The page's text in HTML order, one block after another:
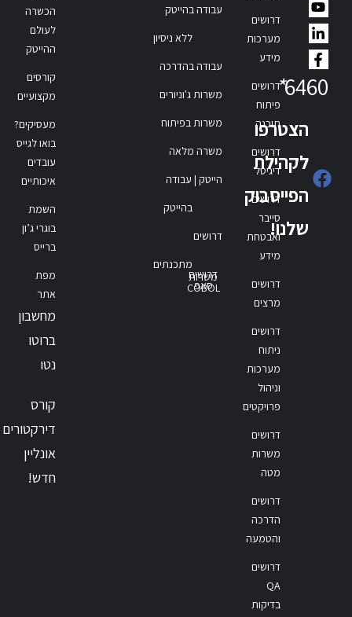
6460
*
הצטרפו
לקהילת
הפייסבוק
שלנו!
דרושים
מערכות
מידע
דרושים
פיתוח
תוכנה
דרושים
דיגיטל
דרושים
סייבר
ואבטחת
מידע
דרושים
מרצים
דרושים
ניתוח
מערכות
וניהול
פרויקטים
דרושים
משרות
מטה
דרושים
הדרכה
והטמעה
דרושים
QA
בדיקות
עבודה בהייטק
ללא ניסיון
עבודה בהדרכה
משרות ג'וניורים
משרות בפיתוח
משרה מלאה
הייטק | עבודה
בהייטק
דרושים
מתכנתים
דרושים
סאפ
משרות
COBOL
הכשרה
לעולם
ההייטק
קורסים
מקצועיים
מעסיקים?
בואו לגייס
עובדים
איכותיים
השמת
בוגרי ג’ון
ברייס
מפת
אתר
מחשבון
ברוטו
נטו
קורס
דירקטורים
אונליין
חדש!